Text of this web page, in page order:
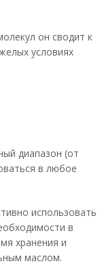
он сводит к
условиях
диапазон (от
в любое
использовать
в
хранения и
маслом.